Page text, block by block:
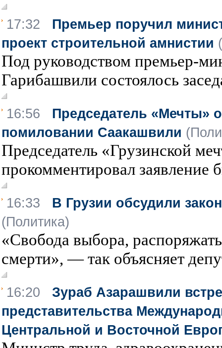
17:32 Премьер поручил
проект строительной амнистии
Под руководством премьер-
Гарибашвили состоялось
16:56 Председатель «Мечты»
помиловании Саакашвили
Председатель «Грузинской
прокомментировал заявление
16:33 В Грузии обсудили
(Политика)
«Свобода выбора,
смерти», — так объясняет
16:20 Зураб Азарашвили
представительства
Центральной и Восточной